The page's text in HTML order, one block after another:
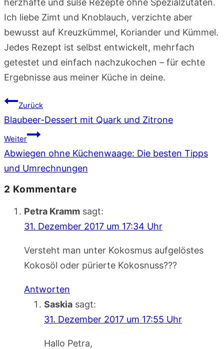
herzhafte und süße Rezepte ohne Spezialzutaten.
Ich liebe Zimt und Knoblauch, verzichte aber
bewusst auf Kreuzkümmel, Koriander und Kümmel.
Jedes Rezept ist selbst entwickelt, mehrfach
getestet und einfach nachzukochen – für echte
Ergebnisse aus meiner Küche in deine.
Beitragsnavigation
Zurück
Blaubeer-Dessert mit Quark und Zitrone
Weiter
Abwiegen ohne Küchenwaage: Die besten Tipps
und Umrechnungen
2 Kommentare
Petra Kramm sagt:
31. Dezember 2017 um 17:34 Uhr
Versteht man unter Kokosmus aufgelöstes
Kokosöl oder pürierte Kokosnuss???
Antworten
Saskia sagt:
31. Dezember 2017 um 17:55 Uhr
Hallo Petra,